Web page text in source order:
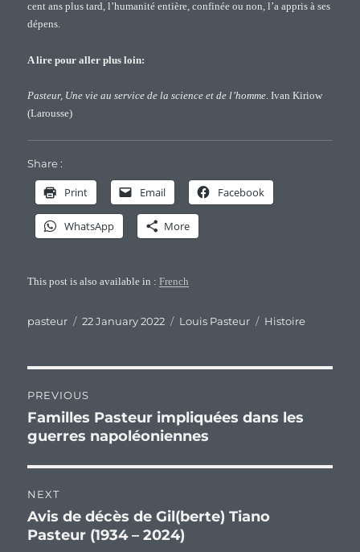
cent ans plus tard, l’humanité entière, confinée ou non, l’a appris à ses
dépens.
A lire pour aller plus loin:
Pasteur, Une vie au service de la science et de l’homme. Ivan Kiriow
(Larousse)
Share :
Print Email Facebook
WhatsApp More
This post is also available in :French
Author
pasteur
Posted
22 January 2022 Categories
Louis Pasteur Tags
Histoire
navigation
PREVIOUS
Previous
post:
Familles Pasteur impliquées dans les
guerres napoléoniennes
NEXT
Next
post:
Avis de décès de Gil(berte) Tiano
Pasteur (1934 – 2024)